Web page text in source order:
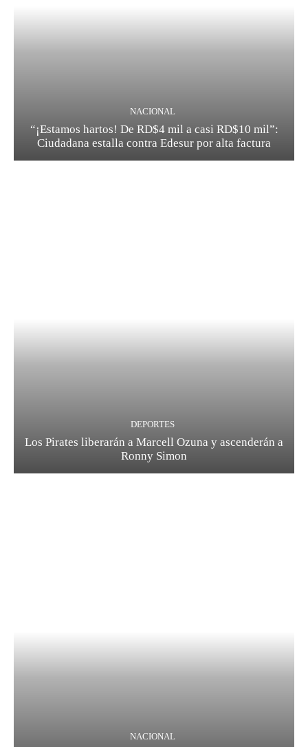
NACIONAL
“¡Estamos hartos! De RD$4 mil a casi RD$10 mil”:
Ciudadana estalla contra Edesur por alta factura
DEPORTES
Los Pirates liberarán a Marcell Ozuna y ascenderán a
Ronny Simon
NACIONAL